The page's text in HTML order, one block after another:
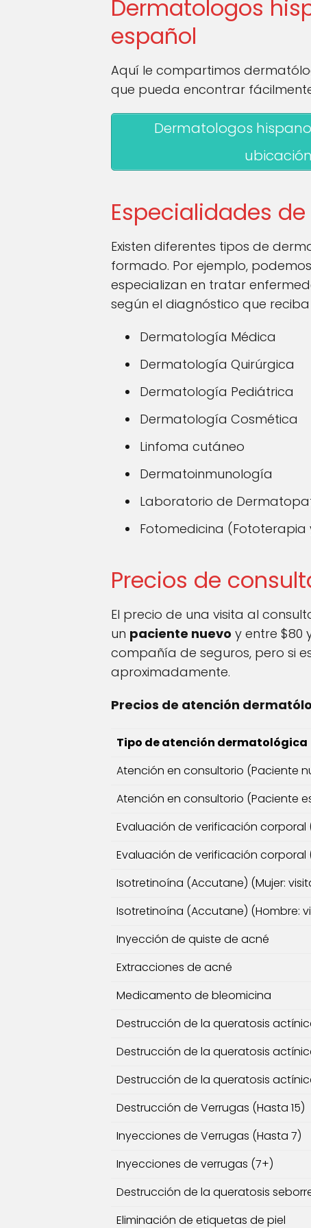
Dermatologos
español
Aquí le compartimos
que pueda encontrar
Dermatologos
ubicación
Especialidades
Existen diferentes tipos de
formado. Por ejemplo,
especializan en tratar
según el diagnóstico que
Dermatología Médica
Dermatología Quirúrgica
Dermatología Pediátrica
Dermatología Cosmética
Linfoma cutáneo
Dermatoinmunología
Laboratorio de
Fotomedicina (Fototerapia
Precios de
El precio de una visita al
un paciente nuevo y entre $80
compañía de seguros, pero si
aproximadamente.
Precios de atención
Tipo de atención dermatológica
Atención en consultorio (Paciente
Atención en consultorio (Paciente
Evaluación de verificación corporal
Evaluación de verificación
Isotretinoína (Accutane) (Mujer:
Isotretinoína (Accutane) (Hombre:
Inyección de quiste de acné
Extracciones de acné
Medicamento de bleomicina
Destrucción de la queratosis
Destrucción de la queratosis
Destrucción de la queratosis
Destrucción de Verrugas (Hasta 15)
Inyecciones de Verrugas (Hasta 7)
Inyecciones de verrugas (7+)
Destrucción de la queratosis
Eliminación de etiquetas de piel